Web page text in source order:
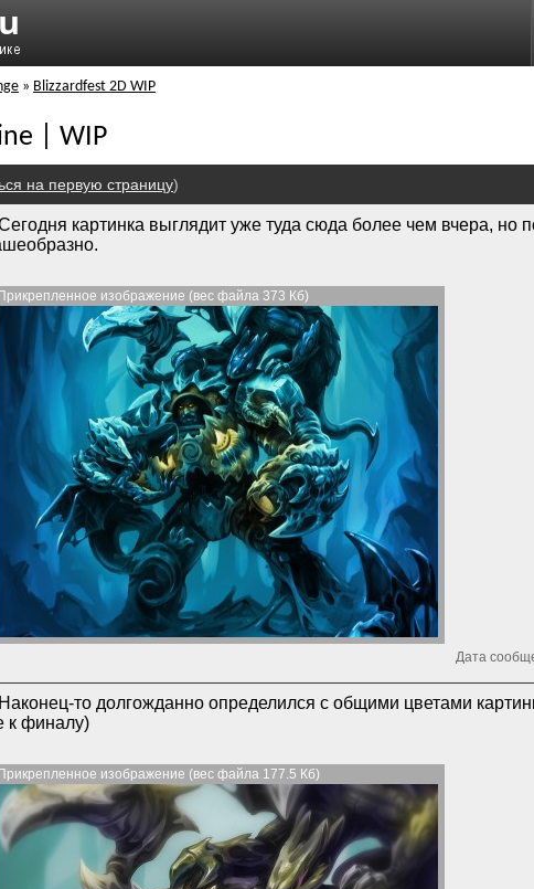
» Blizzardfest 2D WIP
| WIP
на первую страницу)
картинка выглядит уже туда сюда более чем вчера, но
Прикрепленное изображение (вес файла 373 Кб)
Дата
Наконец-то долгожданно определился с общими цветами
к финалу)
Прикрепленное изображение (вес файла 177.5 Кб)